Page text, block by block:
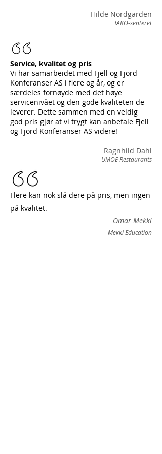
Hilde Nordgarden
TAKO-senteret
Service, kvalitet og pris
Vi har samarbeidet med Fjell og Fjord
Konferanser AS i flere og år, og er
særdeles fornøyde med det høye
servicenivået og den gode kvaliteten de
leverer. Dette sammen med en veldig
god pris gjør at vi trygt kan anbefale Fjell
og Fjord Konferanser AS videre!
Ragnhild Dahl
UMOE Restaurants
Flere kan nok slå dere på pris, men ingen
på kvalitet.
Omar Mekki
Mekki Education